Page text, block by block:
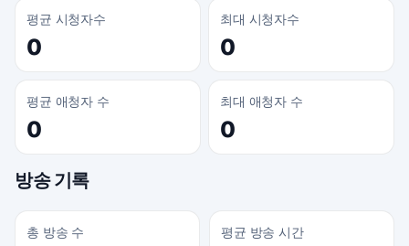
평균 시청자수
0
최대 시청자수
0
평균 애청자 수
0
최대 애청자 수
0
방송 기록
총 방송 수 평균 방송 시간